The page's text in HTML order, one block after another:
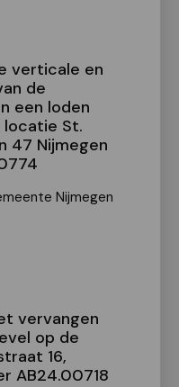
verticale en
de
een loden
locatie St.
47 Nijmegen
Nijmegen
vervangen
op de
16,
AB24.00718